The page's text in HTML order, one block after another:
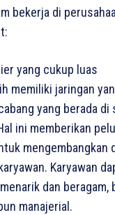
bekerja di
yang cukup luas
memiliki jaringan
yang berada di
ini memberikan
mengembangkan
Karyawan
dan beragam,
manajerial.